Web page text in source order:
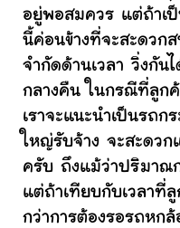
อยู่พอสมควร แต่ถ้าเป็
นี้ค่อนข้างที่จะสะดวก
จำกัดด้านเวลา วิ่งกัน
กลางคืน ในกรณีที่ลูก
เราจะแนะนำเป็นรถ
ใหญ่รับจ้าง จะสะดวก
ครับ ถึงแม้ว่าปริมาณก
แต่ถ้าเทียบกับเวลาที่
กว่าการต้องรอรถหก